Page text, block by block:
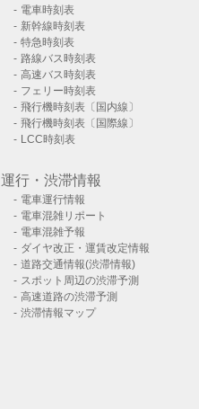
電車時刻表
新幹線時刻表
特急時刻表
路線バス時刻表
高速バス時刻表
フェリー時刻表
飛行機時刻表〔国内線〕
飛行機時刻表〔国際線〕
LCC時刻表
運行・渋滞情報
電車運行情報
電車混雑リポート
電車混雑予報
ダイヤ改正・運賃改定情報
道路交通情報(渋滞情報)
スポット周辺の渋滞予測
高速道路の渋滞予測
渋滞情報マップ